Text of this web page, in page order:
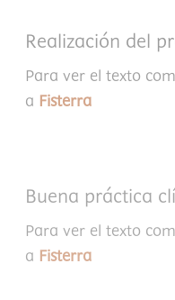
Realización del
Para ver el texto
a Fisterra
Buena práctica
Para ver el texto
a Fisterra